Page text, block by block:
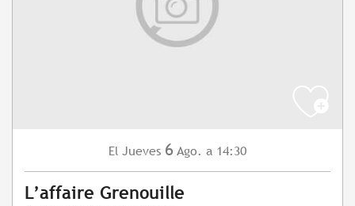
El Jueves 6 Ago. a 14:30
L’affaire Grenouille